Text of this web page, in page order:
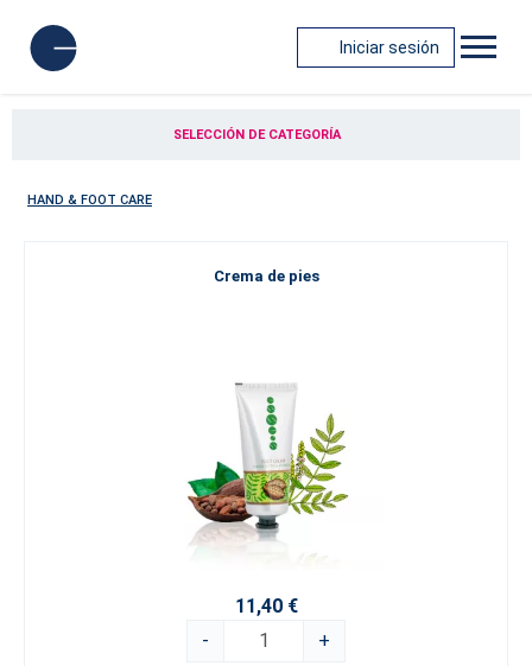
Iniciar sesión
SELECCIÓN DE CATEGORÍA
HAND & FOOT CARE
Crema de pies
11,40 €
-
+